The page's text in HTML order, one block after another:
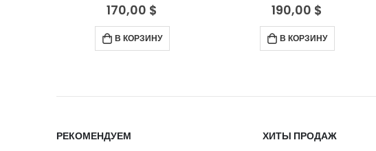
0out of 5
170,00 $
В КОРЗИНУ
0out of 5
190,00 $
В КОРЗИНУ
РЕКОМЕНДУЕМ ХИТЫ ПРОДАЖ